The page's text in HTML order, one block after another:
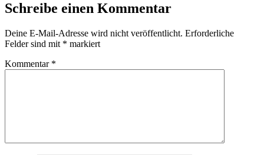
Schreibe einen Kommentar
Deine E-Mail-Adresse wird nicht veröffentlicht. Erforderliche
Felder sind mit * markiert
Kommentar *